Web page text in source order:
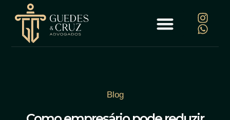
Blog